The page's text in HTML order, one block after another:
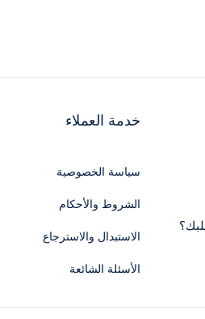
خدمة العملاء
سياسة الخصوصية
الشروط والأحكام
الاستبدال والاسترجاع
الأسئلة الشائعة